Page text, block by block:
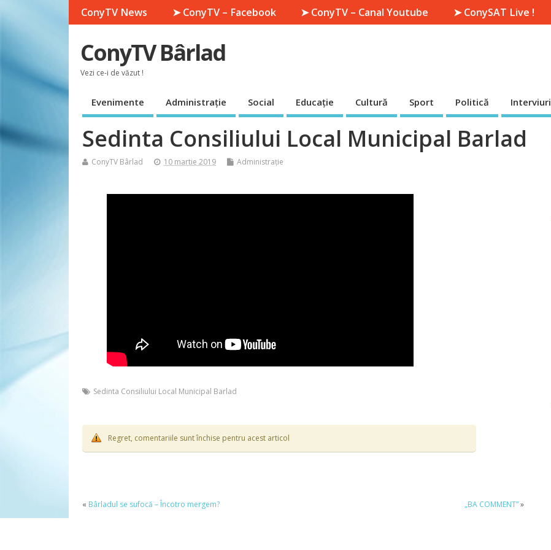
ConyTV News ➤ ConyTV – Facebook ➤ ConyTV – Canal Youtube ➤ ConySAT Live !
ConyTV Bârlad
Vezi ce-i de văzut !
Evenimente Administrație Social Educație Cultură Sport Politică Interviuri
Sedinta Consiliului Local Municipal Barlad
ConyTV Bârlad 10 martie 2019 Administrație
Sedinta Consiliului Local Municipal Barlad
Regret, comentariile sunt închise pentru acest articol
« Bârladul se sufocă – Încotro mergem? „BA COMMENT”»